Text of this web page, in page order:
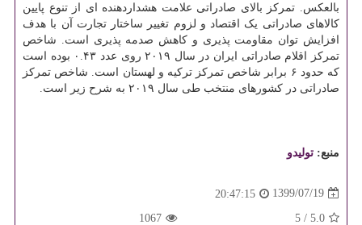
بالعکس. تمرکز بالای صادراتی علامت هشداردهنده ای از تنوع پایین
کالاهای صادراتی یک اقتصاد و لزوم تغییر ساختار تجارت آن با هدف
افزایش توان مقاومت پذیری و کاهش صدمه پذیری است. شاخص
تمرکز اقلام صادراتی ایران در سال ۲۰۱۹ روی عدد ۰.۴۳ بوده است
که حدود ۶ برابر شاخص تمرکز ترکیه و لهستان است. شاخص تمرکز
صادراتی در کشورهای منتخب طی سال ۲۰۱۹ به شرح زیر است.
منبع: تولیدو
1399/07/19
20:47:15
5.0
/
5
1067